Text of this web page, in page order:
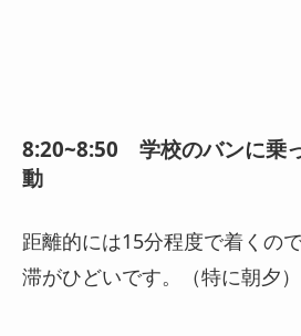
8:20~8:50 学校のバンに乗
動
距離的には15分程度で着くの
滞がひどいです。（特に朝夕）